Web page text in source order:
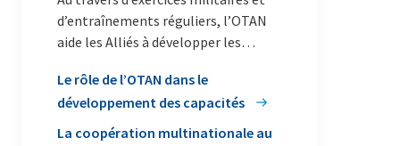
d’entraînements réguliers, l’OTAN
aide les Alliés à développer les
défendre, telles que la capacité à
opérer comme une seule et même
force.
Le rôle de l’OTAN dans le
développement des capacités
La coopération multinationale au